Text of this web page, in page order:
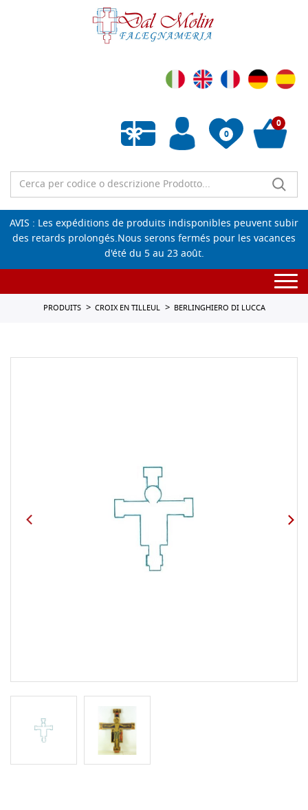
0
Liste de souhaits vide
0
AVIS : Les expéditions de produits indisponibles peuvent subir
des retards prolongés.Nous serons fermés pour les vacances
d'été du 5 au 23 août.
PRODUITS CROIX EN TILLEUL BERLINGHIERO DI LUCCA